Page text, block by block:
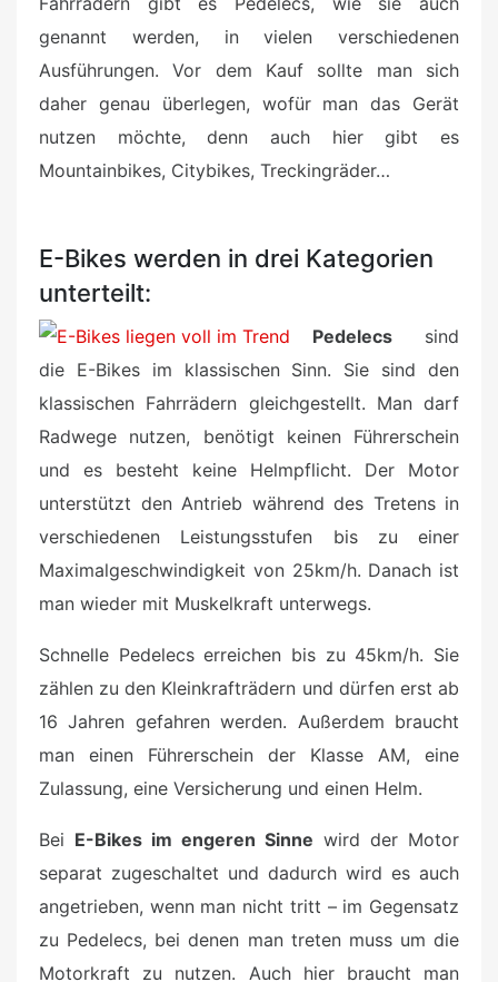
genannt werden, in vielen verschiedenen
Ausführungen. Vor dem Kauf sollte man sich
daher genau überlegen, wofür man das Gerät
nutzen möchte, denn auch hier gibt es
Mountainbikes, Citybikes, Treckingräder…
E-Bikes werden in drei Kategorien
unterteilt:
Pedelecs sind
die E-Bikes im klassischen Sinn. Sie sind den
klassischen Fahrrädern gleichgestellt. Man darf
Radwege nutzen, benötigt keinen Führerschein
und es besteht keine Helmpflicht. Der Motor
unterstützt den Antrieb während des Tretens in
verschiedenen Leistungsstufen bis zu einer
Maximalgeschwindigkeit von 25km/h. Danach ist
man wieder mit Muskelkraft unterwegs.
Schnelle Pedelecs erreichen bis zu 45km/h. Sie
zählen zu den Kleinkrafträdern und dürfen erst ab
16 Jahren gefahren werden. Außerdem braucht
man einen Führerschein der Klasse AM, eine
Zulassung, eine Versicherung und einen Helm.
Bei E-Bikes im engeren Sinne wird der Motor
separat zugeschaltet und dadurch wird es auch
angetrieben, wenn man nicht tritt – im Gegensatz
zu Pedelecs, bei denen man treten muss um die
Motorkraft zu nutzen. Auch hier braucht man